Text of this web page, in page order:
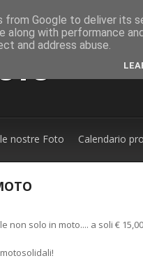
le nostre Foto Calendario
non solo in moto.... a soli € 15,00
from Google to deliver its
along with performance
and address abuse.